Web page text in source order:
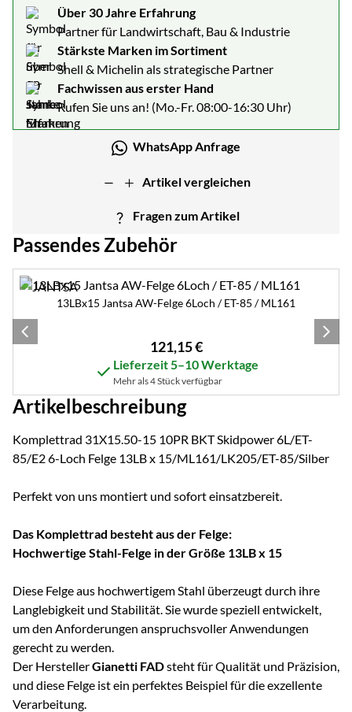
Über 30 Jahre Erfahrung
Partner für Landwirtschaft, Bau & Industrie
Stärkste Marken im Sortiment
Shell & Michelin als strategische Partner
Fachwissen aus erster Hand
Rufen Sie uns an! (Mo.-Fr. 08:00-16:30 Uhr)
WhatsApp Anfrage
Artikel vergleichen
Fragen zum Artikel
Passendes Zubehör
Zubehör überspringen
13LBx15 Jantsa AW-Felge 6Loch / ET-85 / ML161
121,15€
Lieferzeit 5–10 Werktage
Mehr als 4 Stück verfügbar
Artikelbeschreibung
Komplettrad 31X15.50-15 10PR BKT Skidpower 6L/ET-
85/E2 6-Loch Felge 13LB x 15/ML161/LK205/ET-85/Silber
Perfekt von uns montiert und sofort einsatzbereit.
Das Komplettrad besteht aus der Felge:
Hochwertige Stahl-Felge in der Größe 13LB x 15
Diese Felge aus hochwertigem Stahl überzeugt durch ihre
Langlebigkeit und Stabilität. Sie wurde speziell entwickelt,
um den Anforderungen anspruchsvoller Anwendungen
gerecht zu werden.
Der HerstellerGianetti FADsteht für Qualität und Präzision,
und diese Felge ist ein perfektes Beispiel für die exzellente
Verarbeitung.